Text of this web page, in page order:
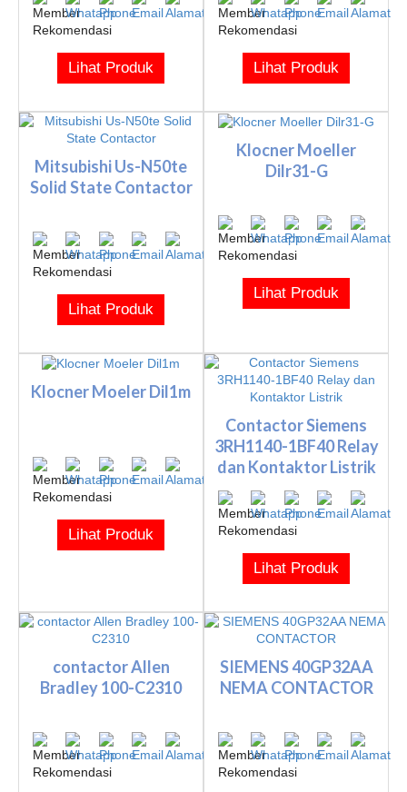
Lihat Produk Lihat Produk
Mitsubishi Us-N50te
Solid State Contactor
Lihat Produk
Klocner Moeller
Dilr31-G
Lihat Produk
Klocner Moeler Dil1m
Lihat Produk
Contactor Siemens
3RH1140-1BF40 Relay
dan Kontaktor Listrik
Lihat Produk
contactor Allen
Bradley 100-C2310
SIEMENS 40GP32AA
NEMA CONTACTOR